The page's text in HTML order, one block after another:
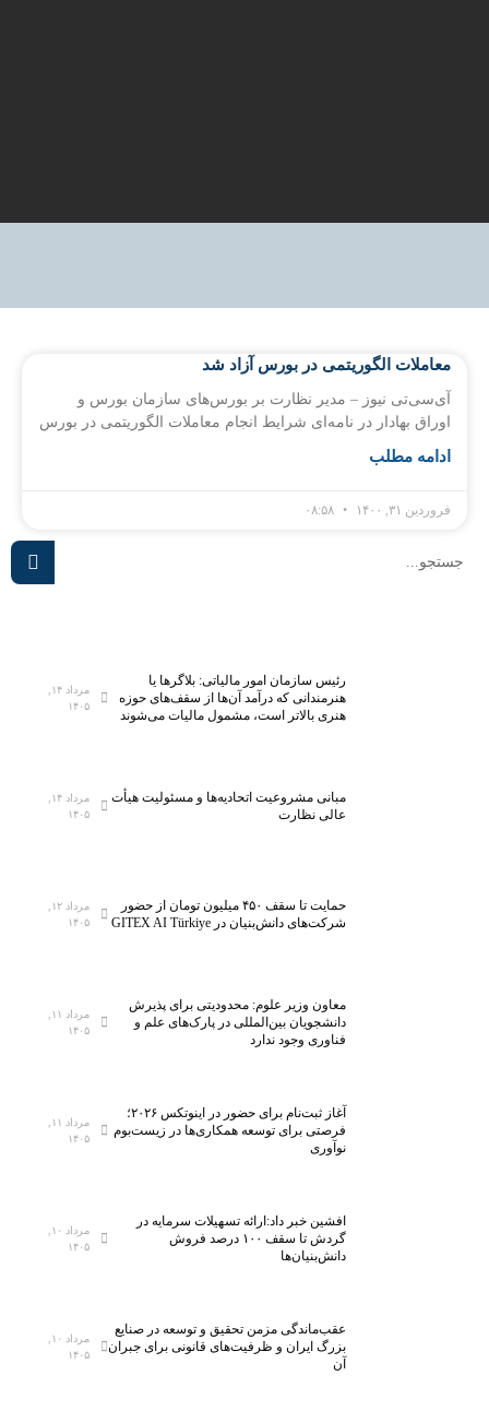
معاملات الگوریتمی در بورس آزاد شد
آی‌سی‌تی نیوز – مدیر نظارت بر بورس‌های سازمان بورس و
اوراق بهادار در نامه‌ای شرایط انجام معاملات الگوریتمی در بورس
ادامه مطلب
فروردین ۳۱, ۱۴۰۰
رئیس سازمان امور مالیاتی: بلاگر‌ها یا
هنرمندانی که درآمد آن‌ها از سقف‌های حوزه
هنری بالاتر است، مشمول مالیات می‌شوند
مرداد ۱۴,
۱۴۰۵
مبانی مشروعیت اتحادیه‌ها و مسئولیت هیأت
عالی نظارت
مرداد ۱۴,
۱۴۰۵
حمایت تا سقف ۴۵۰ میلیون تومان از حضور
شرکت‌های دانش‌بنیان در GITEX AI Türkiye
مرداد ۱۲,
۱۴۰۵
معاون وزیر علوم: محدودیتی برای پذیرش
دانشجویان بین‌المللی در پارک‌های علم و
فناوری وجود ندارد
مرداد ۱۱,
۱۴۰۵
آغاز ثبت‌نام برای حضور در اینوتکس ۲۰۲۶؛
فرصتی برای توسعه همکاری‌ها در زیست‌بوم
نوآوری
مرداد ۱۱,
۱۴۰۵
افشین خبر داد:ارائه تسهیلات سرمایه در
گردش تا سقف ۱۰۰ درصد فروش
دانش‌بنیان‌ها
مرداد ۱۰,
۱۴۰۵
عقب‌ماندگی مزمن تحقیق و توسعه در صنایع
بزرگ ایران و ظرفیت‌های قانونی برای جبران
آن
مرداد ۱۰,
۱۴۰۵